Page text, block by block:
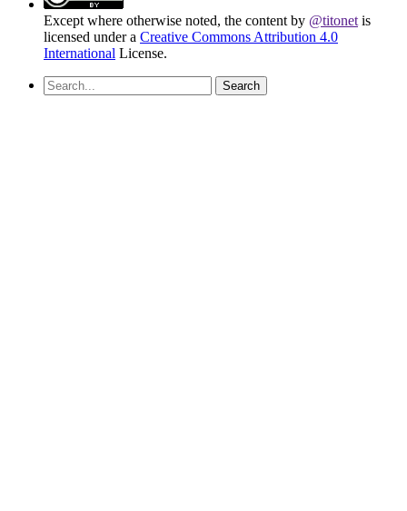
Except where otherwise noted, the content by @titonet is
licensed under a Creative Commons Attribution 4.0
International License.